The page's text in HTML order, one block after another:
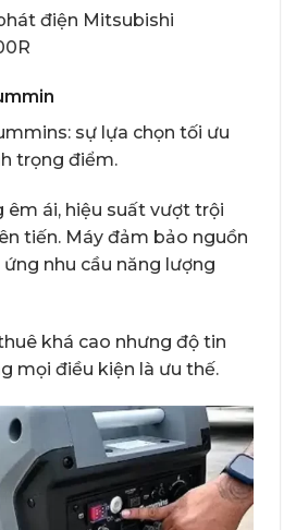
điện Mitsubishi
sự lựa chọn tối ưu
trọng điểm.
êm ái, hiệu suất vượt trội
tiến. Máy đảm bảo nguồn
nhu cầu năng lượng
khá cao nhưng độ tin
mọi điều kiện là ưu thế.